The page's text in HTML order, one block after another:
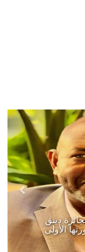
دينق
الأولى